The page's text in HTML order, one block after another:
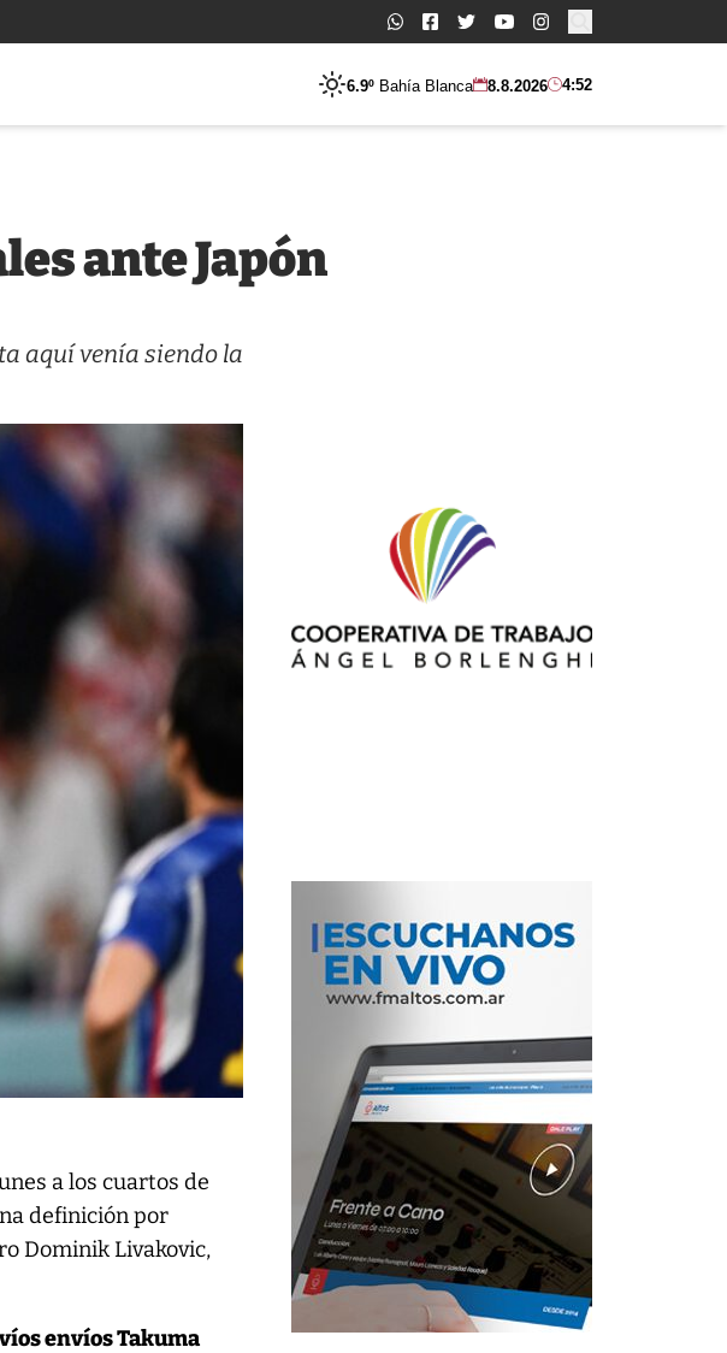
Buscar:
6.9º Bahía Blanca 8.8.2026 4:52
ante Japón
aquí venía siendo la
a los cuartos de
definición por
Dominik Livakovic,
envíos Takuma